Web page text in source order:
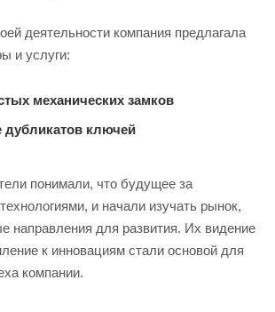
деятельности компания предлагала
и услуги:
механических замков
дубликатов ключей
понимали, что будущее за
и начали изучать рынок,
направления для развития. Их видение
к инновациям стали основой для
компании.